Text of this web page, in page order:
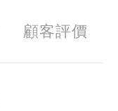
顧客評價